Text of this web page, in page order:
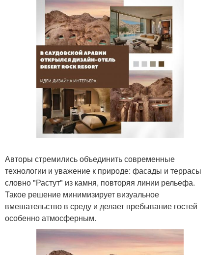
Авторы стремились объединить современные
технологии и уважение к природе: фасады и террасы
словно "Растут" из камня, повторяя линии рельефа.
Такое решение минимизирует визуальное
вмешательство в среду и делает пребывание гостей
особенно атмосферным.